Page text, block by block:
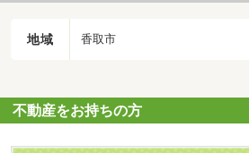
地域 香取市
不動産をお持ちの方